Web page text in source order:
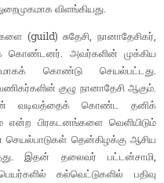
விளங்கியது.
(guild) சுதேசி, நானாதேசிகர்,
கொண்டனர். அவர்களின் முக்கிய
கொண்டு செயல்பட்டது.
குழு நானாதேசி ஆகும்.
வடிவத்தைக் கொண்ட தனிக்
பிரகடனங்களை வெளியிடும்
செயல்பாடுகள் தென்கிழக்கு ஆசிய
இதன் தலைவர் பட்டன்சாமி,
கல்வெட்டுகளில் பதிவு